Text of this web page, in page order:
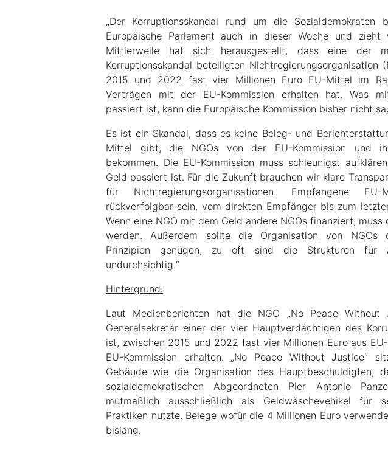
„Der Korruptionsskandal rund um die Sozialdemokraten
Europäische Parlament auch in dieser Woche und zieht
Mittlerweile hat sich herausgestellt, dass eine der
Korruptionsskandal beteiligten Nichtregierungsorganisation
2015 und 2022 fast vier Millionen Euro EU-Mittel im
Verträgen mit der EU-Kommission erhalten hat. Was
passiert ist, kann die Europäische Kommission bisher nicht
Es ist ein Skandal, dass es keine Beleg- und
Mittel gibt, die NGOs von der EU-Kommission und
bekommen. Die EU-Kommission muss schleunigst
Geld passiert ist. Für die Zukunft brauchen wir klare
für Nichtregierungsorganisationen. Empfangene EU-
rückverfolgbar sein, vom direkten Empfänger bis zum
Wenn eine NGO mit dem Geld andere NGOs finanziert,
werden. Außerdem sollte die Organisation von NGOs
Prinzipien genügen, zu oft sind die Strukturen für
undurchsichtig.“
Hintergrund:
Laut Medienberichten hat die NGO „No Peace Without
Generalsekretär einer der vier Hauptverdächtigen des
ist, zwischen 2015 und 2022 fast vier Millionen Euro aus
EU-Kommission erhalten. „No Peace Without Justice“
Gebäude wie die Organisation des Hauptbeschuldigten,
sozialdemokratischen Abgeordneten Pier Antonio
mutmaßlich ausschließlich als Geldwäschevehikel für
Praktiken nutzte. Belege wofür die 4 Millionen Euro
bislang.